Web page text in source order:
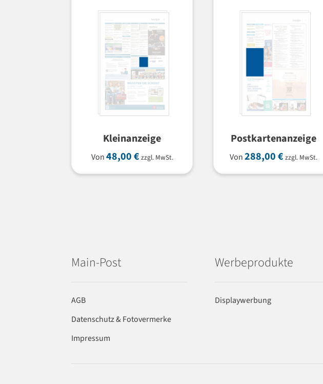
Kleinanzeige
Von48,00€ zzgl. MwSt.
Postkartenanzeige
Von288,00€ zzgl. MwSt.
Main-Post
AGB
Datenschutz & Fotovermerke
Impressum
Werbeprodukte
Displaywerbung